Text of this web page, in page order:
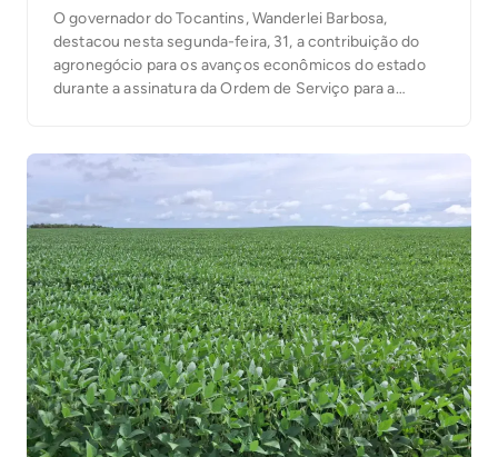
O governador do Tocantins, Wanderlei Barbosa,
destacou nesta segunda-feira, 31, a contribuição do
agronegócio para os avanços econômicos do estado
durante a assinatura da Ordem de Serviço para a
Faet/Senar). A solenidade de lançamento da pedra